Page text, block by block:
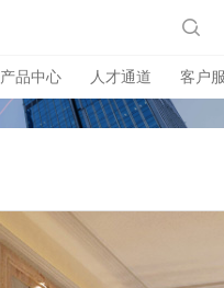
产品中心 人才通道 客户
